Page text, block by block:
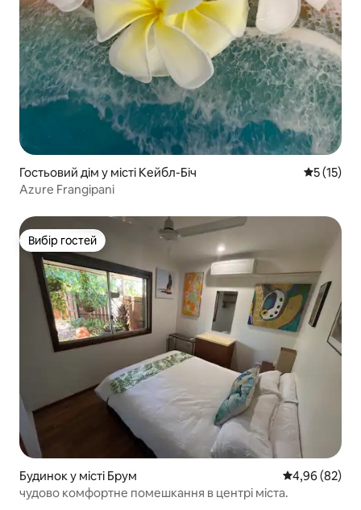
Гостьовий дім у місті Кейбл-Біч Середня
5 (15)
Azure Frangipani
Вибір гостей
Вибір гостей
Будинок у місті Брум Середня
4,96 (82)
чудово комфортне помешкання в центрі міста.